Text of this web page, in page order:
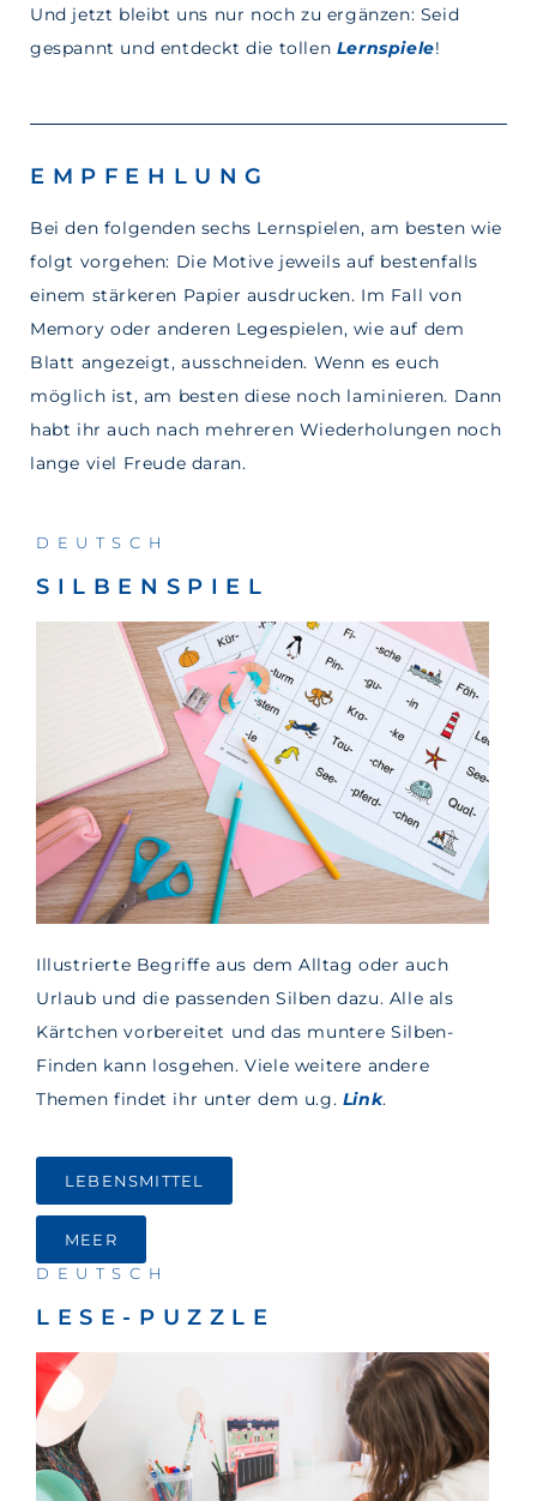
Und jetzt bleibt uns nur noch zu ergänzen: Seid
gespannt und entdeckt die tollen Lernspiele!
EMPFEHLUNG
Bei den folgenden sechs Lernspielen, am besten wie
folgt vorgehen: Die Motive jeweils auf bestenfalls
einem stärkeren Papier ausdrucken. Im Fall von
Memory oder anderen Legespielen, wie auf dem
Blatt angezeigt, ausschneiden. Wenn es euch
möglich ist, am besten diese noch laminieren. Dann
habt ihr auch nach mehreren Wiederholungen noch
lange viel Freude daran.
DEUTSCH
SILBENSPIEL
Illustrierte Begriffe aus dem Alltag oder auch
Urlaub und die passenden Silben dazu. Alle als
Kärtchen vorbereitet und das muntere Silben-
Finden kann losgehen. Viele weitere andere
Themen findet ihr unter dem u.g. Link.
LEBENSMITTEL
MEER
DEUTSCH
LESE-PUZZLE